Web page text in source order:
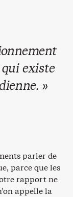
existe
»
parler de
parce que les
rapport ne
appelle la